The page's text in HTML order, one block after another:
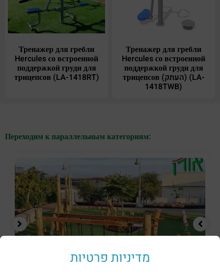
Тренажер для гребли
Hercules со встроенной
поддержкой груди для
трицепсов (LA-1418RT)
Тренажер для гребли
Hercules со встроенной
поддержкой груди для
трицепсов (העתק) (LA-
1418TWB)
Переходим к параллельным категориям:
מדיניות פרטיות